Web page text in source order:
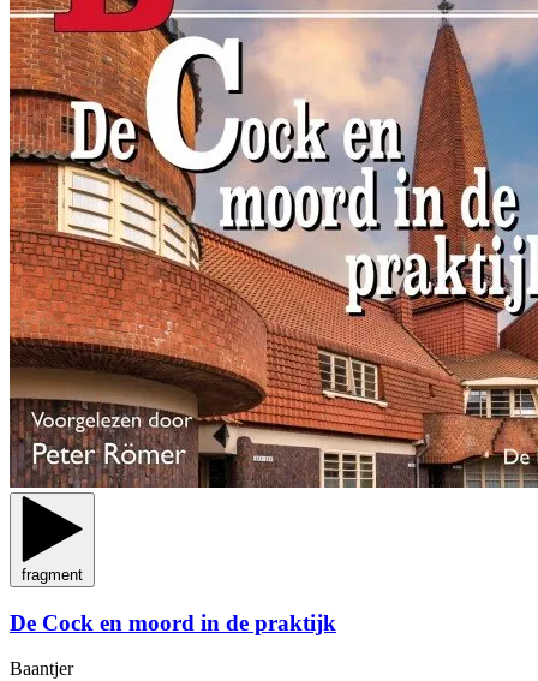
fragment
De Cock en moord in de praktijk
Baantjer